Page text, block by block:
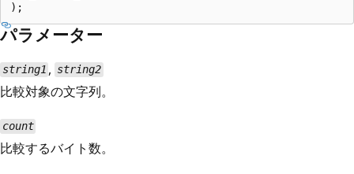
パラメーター
string1 , string2
比較対象の文字列。
count
比較するバイト数。